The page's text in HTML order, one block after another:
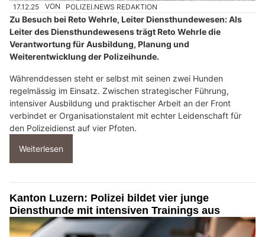
17.12.25 VON POLIZEI.NEWS REDAKTION
Zu Besuch bei Reto Wehrle, Leiter Diensthundewesen: Als
Leiter des Diensthundewesens trägt Reto Wehrle die
Verantwortung für Ausbildung, Planung und
Weiterentwicklung der Polizeihunde.
Währenddessen steht er selbst mit seinen zwei Hunden
regelmässig im Einsatz. Zwischen strategischer Führung,
intensiver Ausbildung und praktischer Arbeit an der Front
verbindet er Organisationstalent mit echter Leidenschaft für
den Polizeidienst auf vier Pfoten.
Weiterlesen
Kanton Luzern: Polizei bildet vier junge
Diensthunde mit intensiven Trainings aus